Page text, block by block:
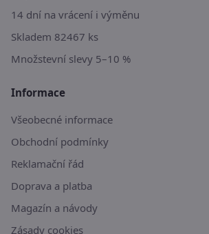
14 dní na vrácení i výměnu
Skladem 82467 ks
Množstevní slevy 5–10 %
Informace
Všeobecné informace
Obchodní podmínky
Reklamační řád
Doprava a platba
Magazín a návody
Zásady cookies